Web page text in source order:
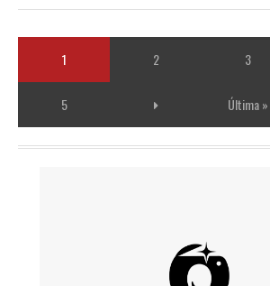
1 2 3
5 Última »